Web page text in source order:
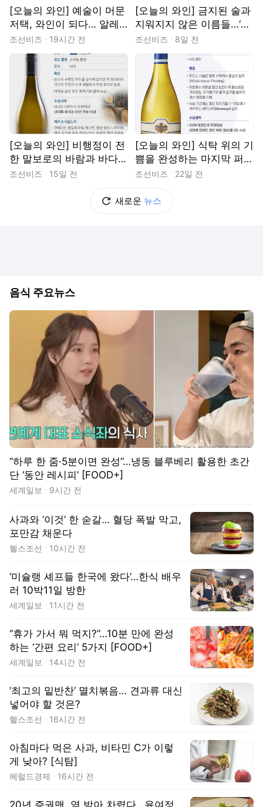
[오늘의 와인] 예술이 머문
저택, 와인이 되다… 알레
그리니 팔라쪼 델라 토레
조선비즈 19시간 전
[오늘의 와인] 금지된 술과
지워지지 않은 이름들…‘킹
스 오브 프로히비션’
조선비즈 8일 전
[오늘의 와인] 비행정이 전
한 말보로의 바람과 바다…
카탈리나 사운즈 화이트 배
조선비즈 15일 전
[오늘의 와인] 식탁 위의 기
쁨을 완성하는 마지막 퍼
즐…‘롬바우어 샤도네이'
조선비즈 22일 전
새로운 뉴스
음식 주요뉴스
“하루 한 줌·5분이면 완성”…냉동 블루베리 활용한 초간
단 ‘동안 레시피’ [FOOD+]
세계일보 9시간 전
사과와 ‘이것’ 한 숟갈… 혈당 폭발 막고,
포만감 채운다
헬스조선 10시간 전
‘미슐랭 셰프들 한국에 왔다’…한식 배우
러 10박11일 방한
세계일보 11시간 전
“휴가 가서 뭐 먹지?”…10분 만에 완성
하는 ‘간편 요리’ 5가지 [FOOD+]
세계일보 14시간 전
‘최고의 밑반찬’ 멸치볶음… 견과류 대신
넣어야 할 것은?
헬스조선 16시간 전
아침마다 먹은 사과, 비타민 C가 이렇
게 낮아? [식탐]
헤럴드경제 16시간 전
20년 증권맨, 열 받아 차렸다…윤여정